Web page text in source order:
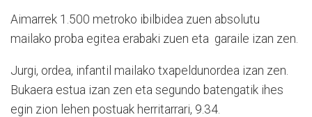
Aimarrek 1.500 metroko ibilbidea zuen absolutu
mailako proba egitea erabaki zuen eta garaile izan zen.
Jurgi, ordea, infantil mailako txapeldunordea izan zen.
Bukaera estua izan zen eta segundo batengatik ihes
egin zion lehen postuak herritarrari, 9.34.